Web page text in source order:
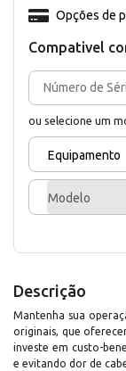
Compativel
ou selecione um
Equipamento
Modelo
Opções de
Descrição
Mantenha sua
originais, que
investe em custo-
e evitando dor de